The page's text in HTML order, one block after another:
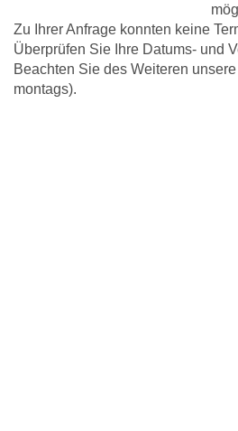
Zu Ihrer Anfrage konnten keine
Überprüfen Sie Ihre Datums- und
Beachten Sie des Weiteren
montags).